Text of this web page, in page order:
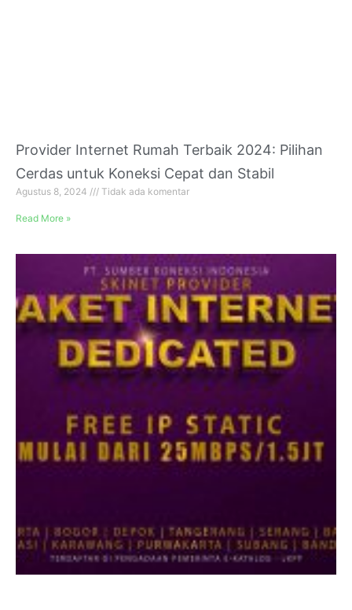
Provider Internet Rumah Terbaik 2024: Pilihan
Cerdas untuk Koneksi Cepat dan Stabil
Agustus 8, 2024 Tidak ada komentar
Read More »